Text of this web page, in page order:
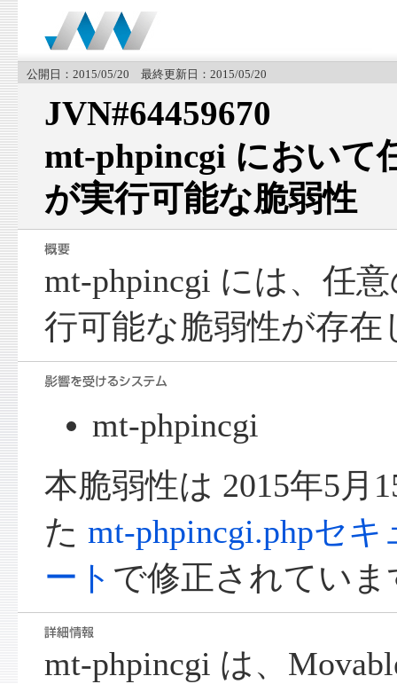
公開日：2015/05/20 最終更新日：2015/05/20
JVN#64459670
mt-phpincgi において
が実行可能な脆弱性
mt-phpincgi には、任
行可能な脆弱性が存在
mt-phpincgi
本脆弱性は 2015年5月
た mt-phpincgi.phpセ
ート で修正されていま
mt-phpincgi は、